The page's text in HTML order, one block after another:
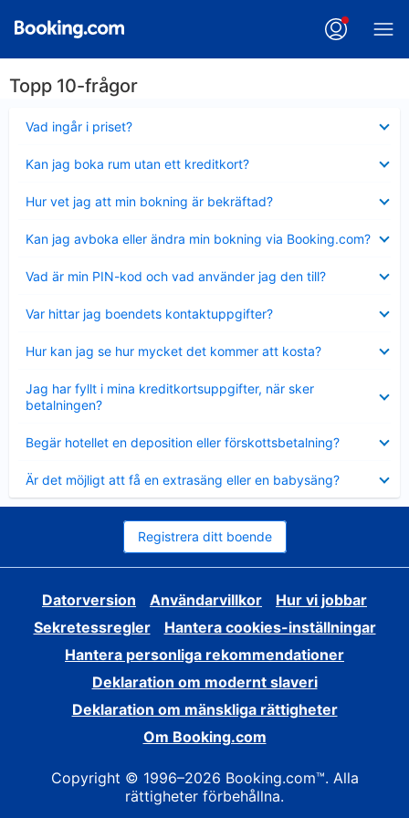
Topp 10-frågor
Vad ingår i priset?
mindre
Kan jag boka rum utan ett kreditkort?
mindre
Hur vet jag att min bokning är bekräftad?
mindre
Kan jag avboka eller ändra min bokning via Booking.com?
mindre
Vad är min PIN-kod och vad använder jag den till?
mindre
Var hittar jag boendets kontaktuppgifter?
mindre
Hur kan jag se hur mycket det kommer att kosta?
mindre
Jag har fyllt i mina kreditkortsuppgifter, när sker
betalningen?
mindre
Begär hotellet en deposition eller förskottsbetalning?
mindre
Är det möjligt att få en extrasäng eller en babysäng?
mindre
Registrera ditt boende
Datorversion Användarvillkor
Hur vi jobbar
Sekretessregler
Hantera cookies-inställningar
Hantera personliga rekommendationer
Deklaration om modernt slaveri
Deklaration om mänskliga rättigheter
Om Booking.com
Copyright © 1996–2026 Booking.com™. Alla
rättigheter förbehållna.